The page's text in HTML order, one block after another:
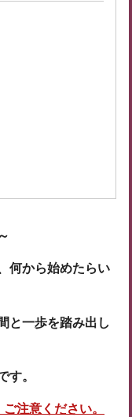
何から始めたらい
と一歩を踏み出し
す。
注意ください。